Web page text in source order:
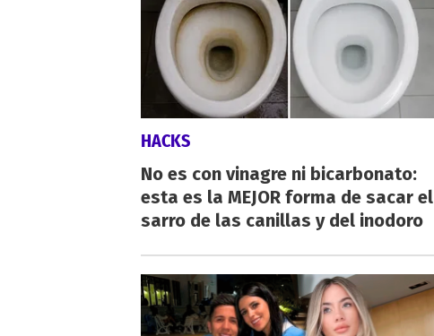
HACKS
No es con vinagre ni bicarbonato:
esta es la MEJOR forma de sacar el
sarro de las canillas y del inodoro